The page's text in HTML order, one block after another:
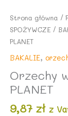
Strona główna /
SPOŻYWCZE /
PLANET
BAKALIE,
Orzechy
PLANET
9,87 zł z